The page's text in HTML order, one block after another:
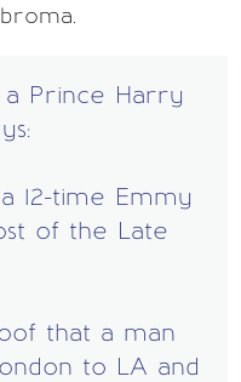
Prince Harry
12-time Emmy
of the Late
that a man
to LA and